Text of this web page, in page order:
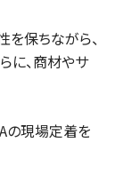
保ちながら、
に、商材やサ
の現場定着を